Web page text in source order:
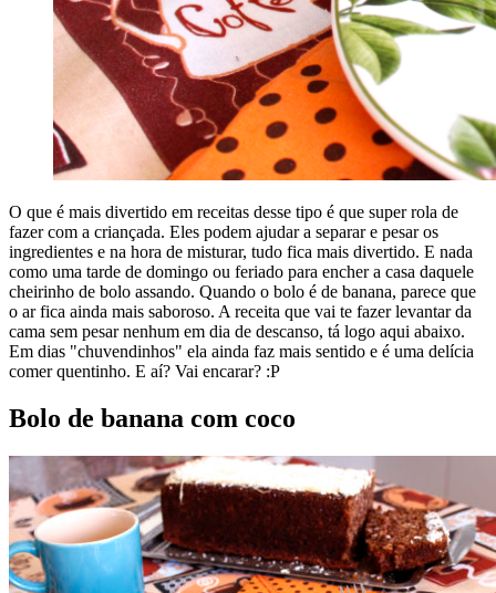
O que é mais divertido em receitas desse tipo é que super rola de
fazer com a criançada. Eles podem ajudar a separar e pesar os
ingredientes e na hora de misturar, tudo fica mais divertido. E nada
como uma tarde de domingo ou feriado para encher a casa daquele
cheirinho de bolo assando. Quando o bolo é de banana, parece que
o ar fica ainda mais saboroso. A receita que vai te fazer levantar da
cama sem pesar nenhum em dia de descanso, tá logo aqui abaixo.
Em dias "chuvendinhos" ela ainda faz mais sentido e é uma delícia
comer quentinho. E aí? Vai encarar? :P
Bolo de banana com coco